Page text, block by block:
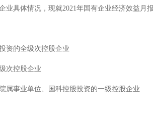
业具体情况，现就2021 年国有企业经济效益月
资的全级次控股企业
次控股企业
属事业单位、国科控股投资的一级控股企业